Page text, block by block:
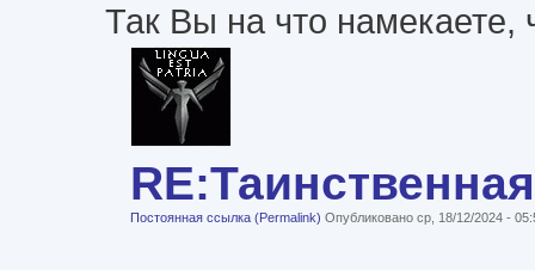
Так Вы на что
Постоянная ссылка (Permalink) Опубликовано ср, 18/12/2024 -